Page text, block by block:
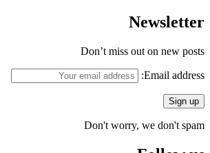
Newsletter
Don’t miss out on new posts
Email address:
Don't worry, we don't spam